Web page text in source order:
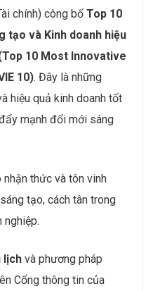
chính) công bố Top 10
tạo và Kinh doanh hiệu
10 Most Innovative
10). Đây là những
hiệu quả kinh doanh tốt
mạnh đổi mới sáng
nhận thức và tôn vinh
tạo, cách tân trong
nghiệp.
lịch và phương pháp
Cổng thông tin của